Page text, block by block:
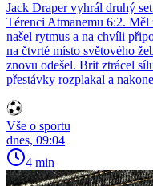
Jack Draper vyhrál druhý
Térenci Atmanemu 6:2. Měl
našel rytmus a na chvíli
na čtvrté místo světového
znovu odešel. Brit ztrácel
přestávky rozplakal a
Vše o sportu
dnes, 09:04
4 min